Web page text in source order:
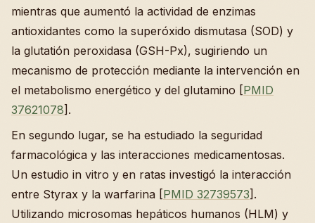
mientras que aumentó la actividad de enzimas
antioxidantes como la superóxido dismutasa (SOD) y
la glutatión peroxidasa (GSH-Px), sugiriendo un
mecanismo de protección mediante la intervención en
el metabolismo energético y del glutamino [PMID
37621078].
En segundo lugar, se ha estudiado la seguridad
farmacológica y las interacciones medicamentosas.
Un estudio in vitro y en ratas investigó la interacción
entre Styrax y la warfarina [PMID 32739573].
Utilizando microsomas hepáticos humanos (HLM) y